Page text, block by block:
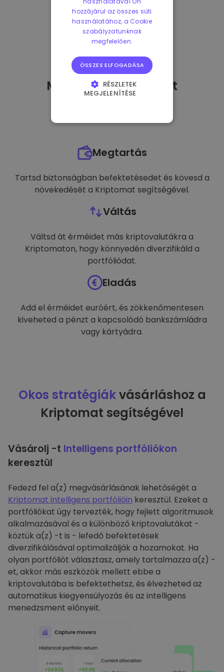
Mit tehetekmiután
-t
Megtartás
Tartsd biztonságban befektetésedet és kövesd a
növekedését a Kriptomat segítségével.
Váltás
Váltsd át érméidet más kriptovalutákra a
Kriptomaton, hogy könnyedén diverzifikáld a
portfóliódat.
Eladás
Add el érméidet euróért, és zökkenőmentesen
kiveheted a pénzt a kapcsolódó bankszámládra
vagy kártyádra.
Okos stratégiákvásárláshoz a
Kriptomat segítségével
Vásárolj -t Intelligens portfóliókon
keresztül
Fedezd fel a(z) megvásárlásának lehetőségét a
Kriptomat intelligens portfólióin keresztül. Ezeket a
portfóliókat úgy tervezték, hogy fejlett algoritmusok
alkalmazásával és a különböző kriptovalutákat -
köztük a(z) -t is - lefedő befektetések
diverzifikálásával optimalizálják a hozamokat. Ha
olyan portfóliót választasz, amely tartalmazza a(z) -
et, akkor más eszközök mellett ebbe a
kriptovalutába is befektethetsz, és élvezheted az
automatikus kiegyensúlyozás és az intelligens
menedzsment előnyeit.
hozzájárul az összes süti
használatához, a Cookie
szabályzatunknak
megfelelően.
ÖSSZES ELFOGADÁSA
RÉSZLETEK
MEGJELENÍTÉSE
CÉLZÁS
FUNKCIONALITÁS